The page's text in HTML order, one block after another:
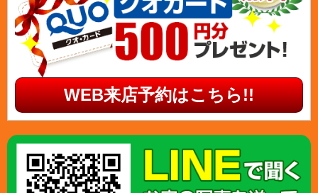
WEB来店予約はこちら!!